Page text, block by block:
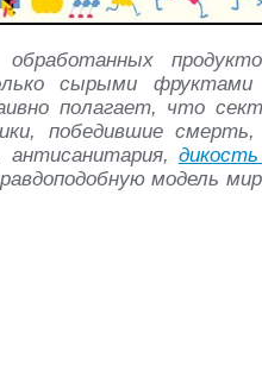
сырыми
полагает, что
победившие
модель